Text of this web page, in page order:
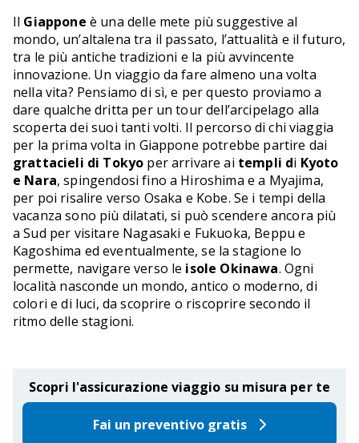
Il Giappone è una delle mete più suggestive al
mondo, un’altalena tra il passato, l’attualità e il futuro,
tra le più antiche tradizioni e la più avvincente
innovazione. Un viaggio da fare almeno una volta
nella vita? Pensiamo di sì, e per questo proviamo a
dare qualche dritta per un tour dell’arcipelago alla
scoperta dei suoi tanti volti. Il percorso di chi viaggia
per la prima volta in Giappone potrebbe partire dai
grattacieli di Tokyo per arrivare ai templi di Kyoto
e Nara, spingendosi fino a Hiroshima e a Myajima,
per poi risalire verso Osaka e Kobe. Se i tempi della
vacanza sono più dilatati, si può scendere ancora più
a Sud per visitare Nagasaki e Fukuoka, Beppu e
Kagoshima ed eventualmente, se la stagione lo
permette, navigare verso le isole Okinawa. Ogni
località nasconde un mondo, antico o moderno, di
colori e di luci, da scoprire o riscoprire secondo il
ritmo delle stagioni.
Scopri l'assicurazione viaggio su misura per te
Fai un preventivo gratis